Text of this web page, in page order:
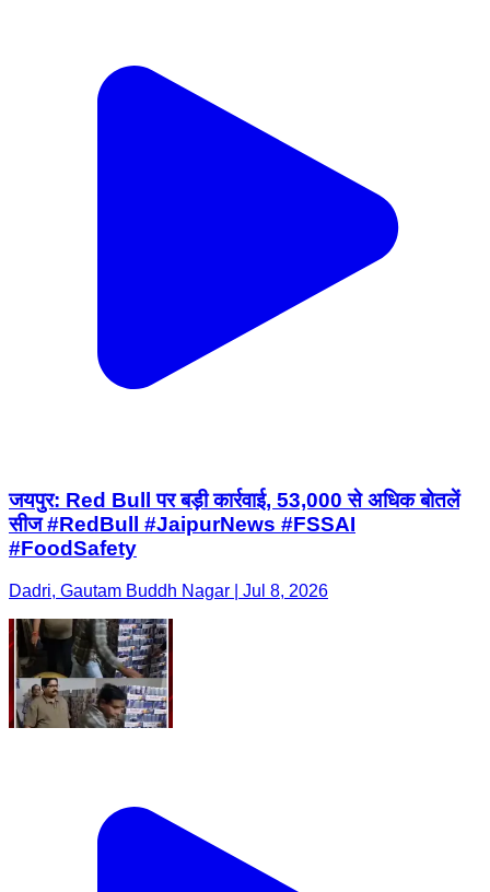
जयपुर: Red Bull पर बड़ी कार्रवाई, 53,000 से अधिक बोतलें
सीज #RedBull #JaipurNews #FSSAI
#FoodSafety
Dadri, Gautam Buddh Nagar | Jul 8, 2026